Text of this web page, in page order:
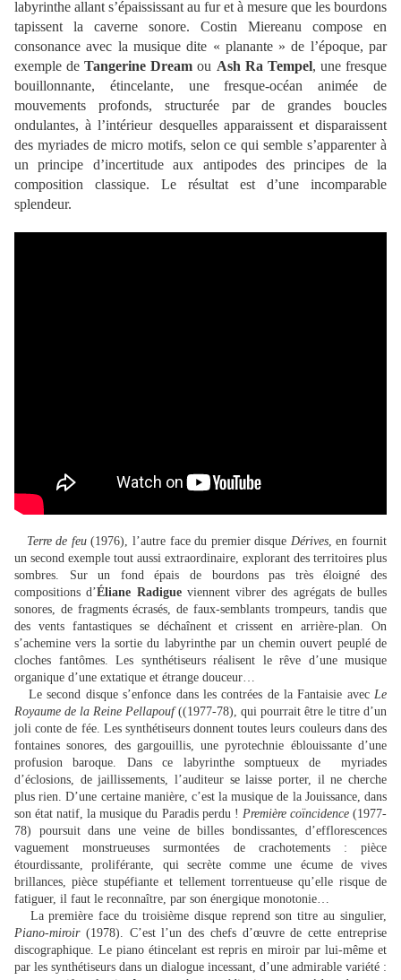
labyrinthe allant s’épaississant au fur et à mesure que les bourdons
tapissent la caverne sonore. Costin Miereanu compose en
consonance avec la musique dite « planante » de l’époque, par
exemple deTangerine Dreamou Ash Ra Tempel, une fresque
bouillonnante, étincelante, une fresque-océan animée de
mouvements profonds, structurée par de grandes boucles
ondulantes, à l’intérieur desquelles apparaissent et disparaissent
des myriades de micro motifs, selon ce qui semble s’apparenter à
un principe d’incertitude aux antipodes des principes de la
composition classique. Le résultat est d’une incomparable
splendeur.
Terre de feu(1976), l’autre face du premier disque Dérives, en fournit
un second exemple tout aussi extraordinaire, explorant des territoires plus
sombres. Sur un fond épais de bourdons pas très éloigné des
compositions d’Éliane Radigueviennent vibrer des agrégats de bulles
sonores, de fragments écrasés, de faux-semblants trompeurs, tandis que
des vents fantastiques se déchaînent et crissent en arrière-plan. On
s’achemine vers la sortie du labyrinthe par un chemin ouvert peuplé de
cloches fantômes. Les synthétiseurs réalisent le rêve d’une musique
organique d’une extatique et étrange douceur…
Le second disque s’enfonce dans les contrées de la Fantaisie avec Le
Royaume de la Reine Pellapouf((1977-78), qui pourrait être le titre d’un
joli conte de fée. Les synthétiseurs donnent toutes leurs couleurs dans des
fontaines sonores, des gargouillis, une pyrotechnie éblouissante d’une
profusion baroque. Dans ce labyrinthe somptueux de myriades
d’éclosions, de jaillissements, l’auditeur se laisse porter, il ne cherche
plus rien. D’une certaine manière, c’est la musique de la Jouissance, dans
son état natif, la musique du Paradis perdu ! Première coïncidence(1977-
78) poursuit dans une veine de billes bondissantes, d’efflorescences
vaguement monstrueuses surmontées de crachotements : pièce
étourdissante, proliférante, qui secrète comme une écume de vives
brillances, pièce stupéfiante et tellement torrentueuse qu’elle risque de
fatiguer, il faut le reconnaître, par son énergique monotonie…
La première face du troisième disque reprend son titre au singulier,
Piano-miroir(1978). C’est l’un des chefs d’œuvre de cette entreprise
discographique. Le piano étincelant est repris en miroir par lui-même et
par les synthétiseurs dans un dialogue incessant, d’une admirable variété :